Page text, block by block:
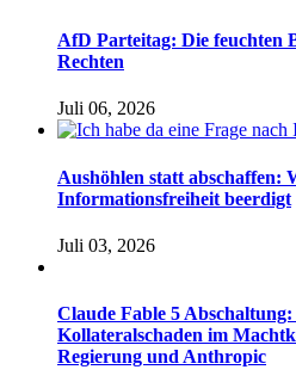
AfD Parteitag: Die feuchten
Rechten
Juli 06, 2026
Aushöhlen statt abschaffen:
Informationsfreiheit beerdigt
Juli 03, 2026
Claude Fable 5
Kollateralschaden im
Regierung und Anthropic